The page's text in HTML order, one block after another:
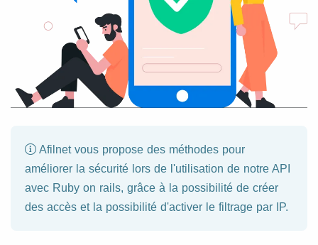
Afilnet vous propose des méthodes pour
améliorer la sécurité lors de l'utilisation de notre API
avec Ruby on rails, grâce à la possibilité de créer
des accès et la possibilité d'activer le filtrage par IP.